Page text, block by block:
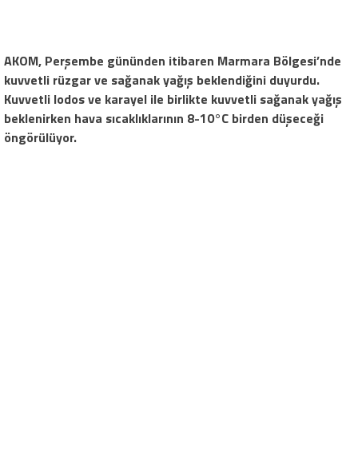
AKOM, Perşembe gününden itibaren Marmara Bölgesi’nde
kuvvetli rüzgar ve sağanak yağış beklendiğini duyurdu.
Kuvvetli lodos ve karayel ile birlikte kuvvetli sağanak yağış
beklenirken hava sıcaklıklarının 8-10°C birden düşeceği
öngörülüyor.